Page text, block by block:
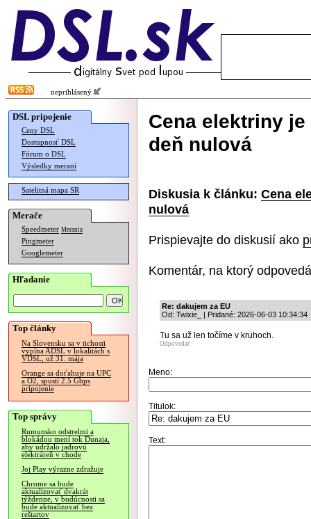
neprihlásený
DSL pripojenie
Ceny DSL
Dostupnosť DSL
Fórum o DSL
Výsledky meraní
Satelitná mapa SR
Merače
Speedmeter Merania
Pingmeter
Googlemeter
Hľadanie
Top články
Na Slovensku sa v tichosti
vypína ADSL v lokalitách s
VDSL, už 31. mája
Orange sa doťahuje na UPC
a O2, spustí 2.5 Gbps
pripojenie
Top správy
Rumunsko odstrelmi a
blokádou mení tok Dunaja,
aby udržalo jadrovú
elektráreň v chode
Joj Play výrazne zdražuje
Chrome sa bude
aktualizovať dvakrát
týždenne, v budúcnosti sa
bude aktualizovať bez
reštartov
Cena elektriny
deň nulová
Diskusia k článku: Cena
nulová
Prispievajte do diskusií ako
Komentár, na ktorý
Re: dakujem za EU
Od: Twixie_ | Pridané: 2026-06-03 10:34:34
Tu sa už len točíme v kruhoch.
Odpovedať
Meno:
Titulok:
Text: